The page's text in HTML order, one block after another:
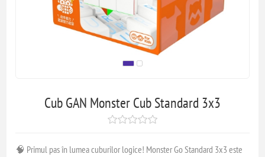
Cub GAN Monster Cub Standard 3x3
🧠 Primul pas în lumea cuburilor logice! Monster Go Standard 3x3 este